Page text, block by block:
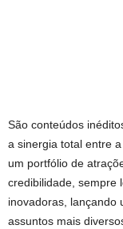
São conteúdos
a sinergia total entre
um portfólio de
credibilidade, sempre
inovadoras, lançando
assuntos mais